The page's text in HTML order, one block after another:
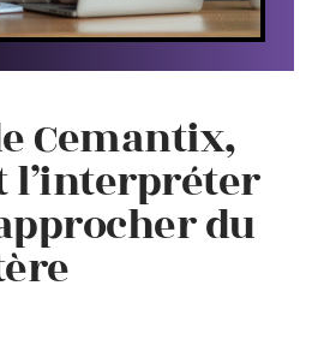
Cemantix,
l’interpréter
du